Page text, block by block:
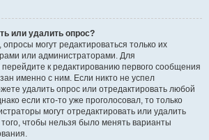
или удалить опрос?
могут редактироваться только их
или администраторами. Для
к редактированию первого сообщения
именно с ним. Если никто не успел
удалить опрос или отредактировать любой
если кто-то уже проголосовал, то только
могут отредактировать или удалить
чтобы нельзя было менять варианты